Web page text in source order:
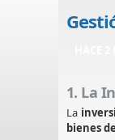
1. La
La
bienes